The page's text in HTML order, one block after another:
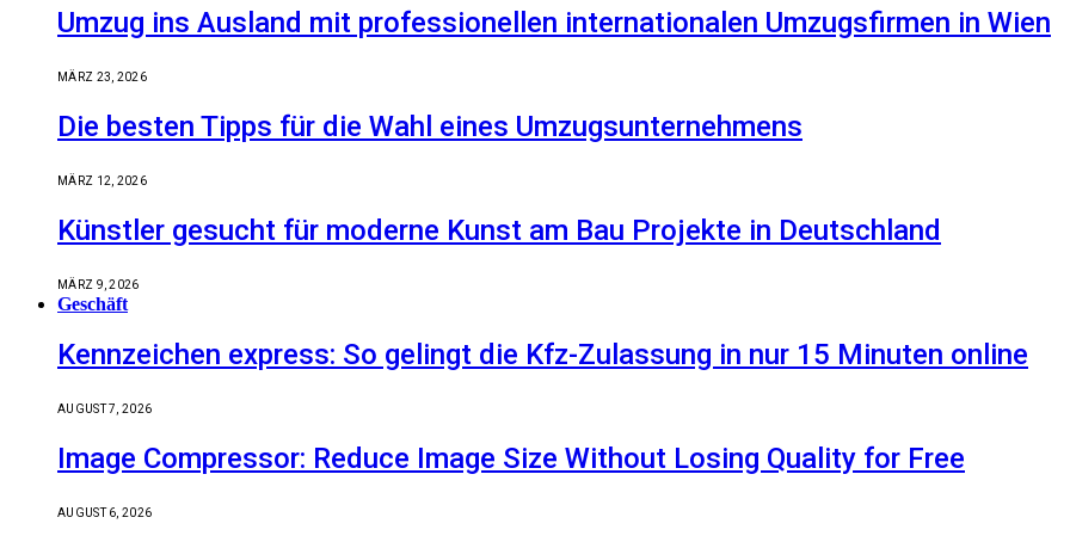
Umzug ins Ausland mit professionellen internationalen Umzugsfirmen in Wien
MÄRZ 23, 2026
Die besten Tipps für die Wahl eines Umzugsunternehmens
MÄRZ 12, 2026
Künstler gesucht für moderne Kunst am Bau Projekte in Deutschland
MÄRZ 9, 2026
Geschäft
Kennzeichen express: So gelingt die Kfz-Zulassung in nur 15 Minuten online
AUGUST 7, 2026
Image Compressor: Reduce Image Size Without Losing Quality for Free
AUGUST 6, 2026